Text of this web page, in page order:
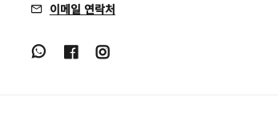
이메일 연락처
Opens In New Window
Opens In New Window
Opens In New Window